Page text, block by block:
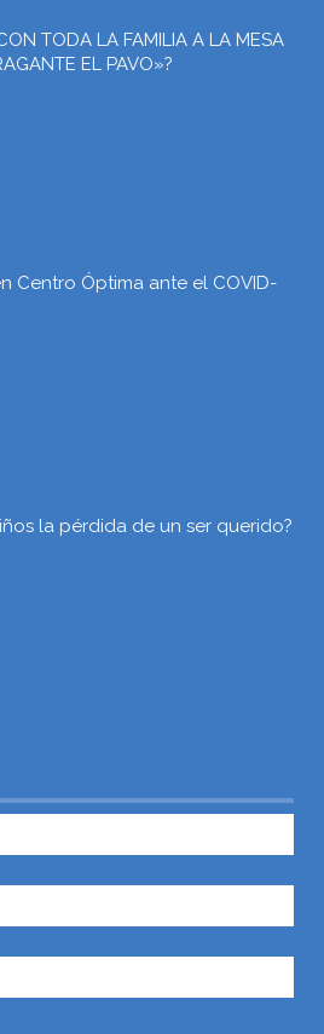
TODA LA FAMILIA A LA MESA
EL PAVO»?
Centro Óptima ante el COVID-
la pérdida de un ser querido?